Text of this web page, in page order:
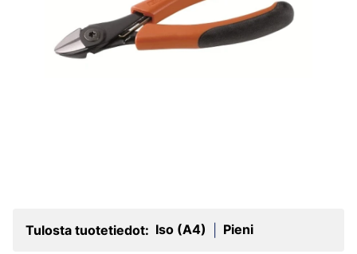
Tulosta tuotetiedot: Iso (A4) Pieni